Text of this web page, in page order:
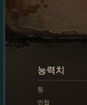
능력치
힘
민첩